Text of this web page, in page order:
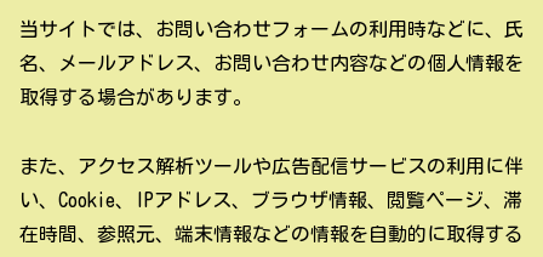
当サイトでは、お問い合わせフォームの利用時などに、氏
名、メールアドレス、お問い合わせ内容などの個人情報を
取得する場合があります。
また、アクセス解析ツールや広告配信サービスの利用に伴
い、Cookie、IPアドレス、ブラウザ情報、閲覧ページ、滞
在時間、参照元、端末情報などの情報を自動的に取得する